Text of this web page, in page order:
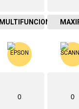
MULTIFUNCIONAL
0 0